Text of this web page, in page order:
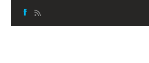
content